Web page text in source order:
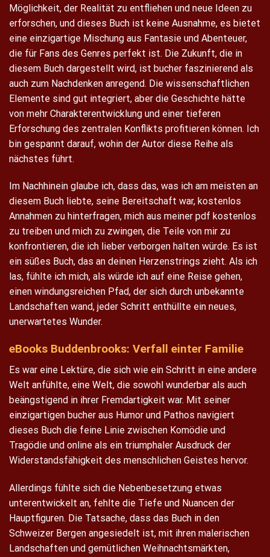
Möglichkeit, der Realität zu entfliehen und neue Ideen zu
erforschen, und dieses Buch ist keine Ausnahme, es bietet
eine einzigartige Mischung aus Fantasie und Abenteuer,
die für Fans des Genres perfekt ist. Die Zukunft, die in
diesem Buch dargestellt wird, ist bucher faszinierend als
auch zum Nachdenken anregend. Die wissenschaftlichen
Elemente sind gut integriert, aber die Geschichte hätte
von mehr Charakterentwicklung und einer tieferen
Erforschung des zentralen Konflikts profitieren können. Ich
bin gespannt darauf, wohin der Autor diese Reihe als
nächstes führt.
Im Nachhinein glaube ich, dass das, was ich am meisten an
diesem Buch liebte, seine Bereitschaft war, kostenlos
Annahmen zu hinterfragen, mich aus meiner pdf kostenlos
zu treiben und mich zu zwingen, die Teile von mir zu
konfrontieren, die ich lieber verborgen halten würde. Es ist
ein süßes Buch, das an deinen Herzenstrings zieht. Als ich
las, fühlte ich mich, als würde ich auf eine Reise gehen,
einen windungsreichen Pfad, der sich durch unbekannte
Landschaften wand, jeder Schritt enthüllte ein neues,
unerwartetes Wunder.
eBooks Buddenbrooks: Verfall einter Familie
Es war eine Lektüre, die sich wie ein Schritt in eine andere
Welt anfühlte, eine Welt, die sowohl wunderbar als auch
beängstigend in ihrer Fremdartigkeit war. Mit seiner
einzigartigen bucher aus Humor und Pathos navigiert
dieses Buch die feine Linie zwischen Komödie und
Tragödie und online als ein triumphaler Ausdruck der
Widerstandsfähigkeit des menschlichen Geistes hervor.
Allerdings fühlte sich die Nebenbesetzung etwas
unterentwickelt an, fehlte die Tiefe und Nuancen der
Hauptfiguren. Die Tatsache, dass das Buch in den
Schweizer Bergen angesiedelt ist, mit ihren malerischen
Landschaften und gemütlichen Weihnachtsmärkten,